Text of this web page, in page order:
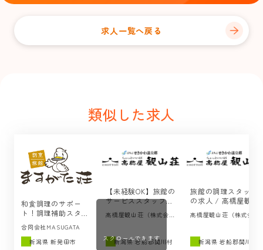
求人一覧へ戻る
類似した求人
和食調理のサポー
ト！調理補助スタッ
荘（新発田市）
合同会社MASUGATA
新潟県 新発田市
【未経験OK】旅館の
サービススタッフの
求人 / 高橋屋観山荘
（岩船郡関川村）
高橋屋観山荘（株式会社
新潟県 岩船郡関川村
旅館の調理スタッフ
の求人 / 高橋屋観山
荘（岩船郡関川村）
高橋屋観山荘（株式会社
新潟県 岩船郡関川村
スクロールできます